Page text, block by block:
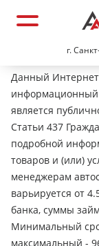
г.
Данный
информационный
является
Статьи 437
подробной
товаров и (или)
менеджерам
варьируется от
банка, суммы
Минимальный
максимальный -